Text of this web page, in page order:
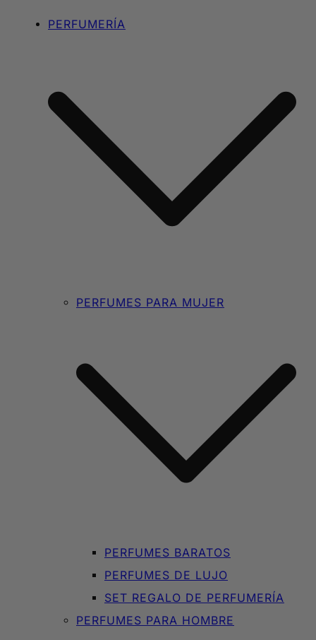
PERFUMERÍA
PERFUMES PARA MUJER
PERFUMES BARATOS
PERFUMES DE LUJO
SET REGALO DE PERFUMERÍA
PERFUMES PARA HOMBRE